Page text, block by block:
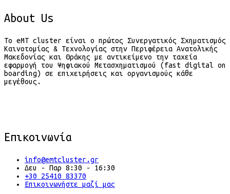
About Us
Το eMT cluster είναι ο πρώτος Συνεργατικός Σχηματισμός
Καινοτομίας & Τεχνολογίας στην Περιφέρεια Ανατολικής
Μακεδονίας και Θράκης με αντικείμενο την ταχεία
εφαρμογή του Ψηφιακού Μετασχηματισμού (fast digital on
boarding) σε επιχειρήσεις και οργανισμούς κάθε
μεγέθους.
Επικοινωνία
info@emtcluster.gr
Δευ - Παρ 8:30 - 16:30
+30 25410 83370
Επικοινωνήστε μαζί μας